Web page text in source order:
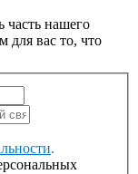
часть нашего
для вас то, что
.